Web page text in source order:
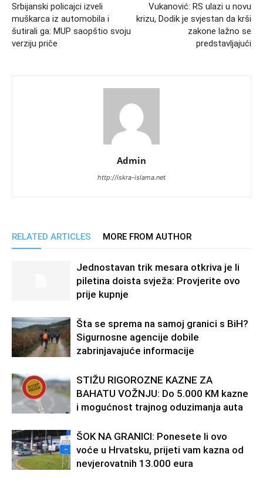
Srbijanski policajci izveli
muškarca iz automobila i
šutirali ga: MUP saopštio svoju
verziju priče
Vukanović: RS ulazi u novu
krizu, Dodik je svjestan da krši
zakone lažno se
predstavljajući
Admin
http://iskra-islama.net
RELATED ARTICLES MORE FROM AUTHOR
Jednostavan trik mesara otkriva je li
piletina doista svježa: Provjerite ovo
prije kupnje
Šta se sprema na samoj granici s BiH?
Sigurnosne agencije dobile
zabrinjavajuće informacije
STIŽU RIGOROZNE KAZNE ZA
BAHATU VOŽNJU: Do 5.000 KM kazne
i mogućnost trajnog oduzimanja auta
ŠOK NA GRANICI: Ponesete li ovo
voće u Hrvatsku, prijeti vam kazna od
nevjerovatnih 13.000 eura